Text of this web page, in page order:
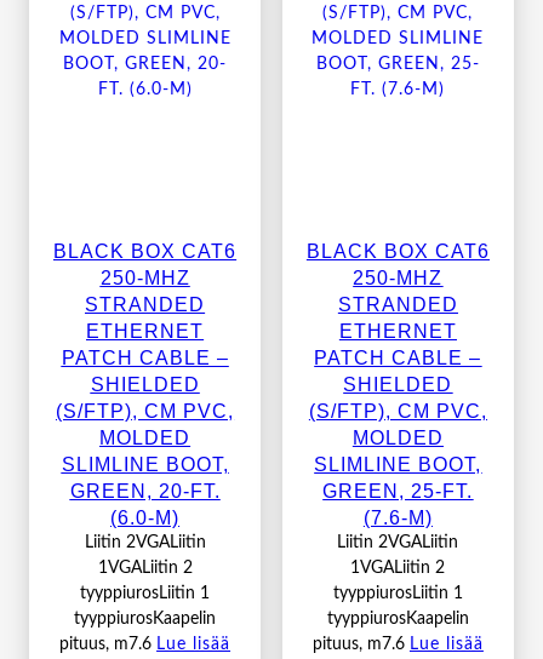
BLACK BOX CAT6
250-MHZ
STRANDED
ETHERNET
PATCH CABLE –
SHIELDED
(S/FTP), CM PVC,
MOLDED
SLIMLINE BOOT,
GREEN, 20-FT.
(6.0-M)
Liitin 2VGALiitin
1VGALiitin 2
tyyppiurosLiitin 1
tyyppiurosKaapelin
pituus, m7.6 Lue lisää
BLACK BOX CAT6
250-MHZ
STRANDED
ETHERNET
PATCH CABLE –
SHIELDED
(S/FTP), CM PVC,
MOLDED
SLIMLINE BOOT,
GREEN, 25-FT.
(7.6-M)
Liitin 2VGALiitin
1VGALiitin 2
tyyppiurosLiitin 1
tyyppiurosKaapelin
pituus, m7.6 Lue lisää